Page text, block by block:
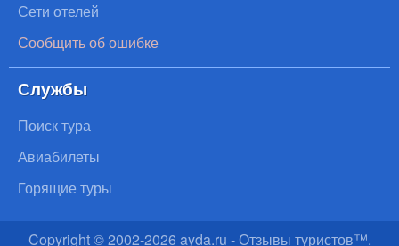
Сети отелей
Сообщить об ошибке
Службы
Поиск тура
Авиабилеты
Горящие туры
Copyright © 2002-2026 ayda.ru - Отзывы туристов™.